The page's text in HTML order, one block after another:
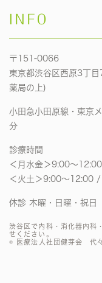
INFO
〒151-0066
東京都渋谷区西原3丁
薬局の上)
小田急小田原線・東京
分
診療時間
＜月水金＞9:00〜
＜火土＞9:00〜12:00
休診 木曜・日曜・祝日
渋谷区で内科・消化器内科
せください。
© 医療法人社団健芽会 代